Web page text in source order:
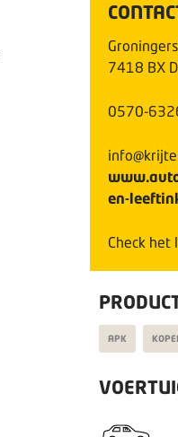
7418 BX
0570-
en-
Check het
APK